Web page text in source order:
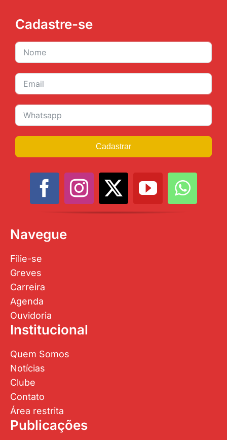
Cadastre-se
Cadastrar
Navegue
Filie-se
Greves
Carreira
Agenda
Ouvidoria
Institucional
Quem Somos
Notícias
Clube
Contato
Área restrita
Publicações